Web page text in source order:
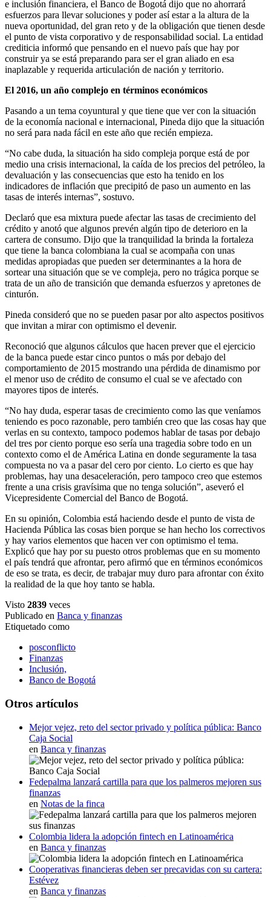
e inclusión financiera, el Banco de Bogotá dijo que no ahorrará
esfuerzos para llevar soluciones y poder así estar a la altura de la
nueva oportunidad, del gran reto y de la obligación que tienen desde
el punto de vista corporativo y de responsabilidad social. La entidad
crediticia informó que pensando en el nuevo país que hay por
construir ya se está preparando para ser el gran aliado en esa
inaplazable y requerida articulación de nación y territorio.
El 2016, un año complejo en términos económicos
Pasando a un tema coyuntural y que tiene que ver con la situación
de la economía nacional e internacional, Pineda dijo que la situación
no será para nada fácil en este año que recién empieza.
“No cabe duda, la situación ha sido compleja porque está de por
medio una crisis internacional, la caída de los precios del petróleo, la
devaluación y las consecuencias que esto ha tenido en los
indicadores de inflación que precipitó de paso un aumento en las
tasas de interés internas”, sostuvo.
Declaró que esa mixtura puede afectar las tasas de crecimiento del
crédito y anotó que algunos prevén algún tipo de deterioro en la
cartera de consumo. Dijo que la tranquilidad la brinda la fortaleza
que tiene la banca colombiana la cual se acompaña con unas
medidas apropiadas que pueden ser determinantes a la hora de
sortear una situación que se ve compleja, pero no trágica porque se
trata de un año de transición que demanda esfuerzos y apretones de
cinturón.
Pineda consideró que no se pueden pasar por alto aspectos positivos
que invitan a mirar con optimismo el devenir.
Reconoció que algunos cálculos que hacen prever que el ejercicio
de la banca puede estar cinco puntos o más por debajo del
comportamiento de 2015 mostrando una pérdida de dinamismo por
el menor uso de crédito de consumo el cual se ve afectado con
mayores tipos de interés.
“No hay duda, esperar tasas de crecimiento como las que veníamos
teniendo es poco razonable, pero también creo que las cosas hay que
verlas en su contexto, tampoco podemos hablar de tasas por debajo
del tres por ciento porque eso sería una tragedia sobre todo en un
contexto como el de América Latina en donde seguramente la tasa
compuesta no va a pasar del cero por ciento. Lo cierto es que hay
problemas, hay una desaceleración, pero tampoco creo que estemos
frente a una crisis gravísima que no tenga solución”, aseveró el
Vicepresidente Comercial del Banco de Bogotá.
En su opinión, Colombia está haciendo desde el punto de vista de
Hacienda Pública las cosas bien porque se han hecho los correctivos
y hay varios elementos que hacen ver con optimismo el tema.
Explicó que hay por su puesto otros problemas que en su momento
el país tendrá que afrontar, pero afirmó que en términos económicos
de eso se trata, es decir, de trabajar muy duro para afrontar con éxito
la realidad de la que hoy tanto se habla.
Visto 2839 veces
Publicado en Banca y finanzas
Etiquetado como
posconflicto
Finanzas
Inclusión,
Banco de Bogotá
Otros artículos
Mejor vejez, reto del sector privado y política pública: Banco
Caja Social
en Banca y finanzas
Fedepalma lanzará cartilla para que los palmeros mejoren sus
finanzas
en Notas de la finca
Colombia lidera la adopción fintech en Latinoamérica
en Banca y finanzas
Cooperativas financieras deben ser precavidas con su cartera:
Estévez
en Banca y finanzas